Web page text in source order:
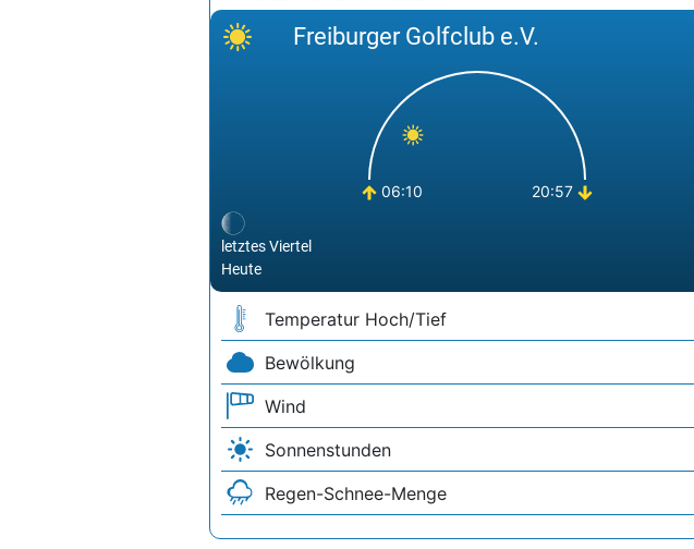
Freiburger Golfclub e.V.
06:10 20:57
letztes Viertel
Heute
Temperatur Hoch/Tief
Bewölkung
Wind
Sonnenstunden
Regen-Schnee-Menge